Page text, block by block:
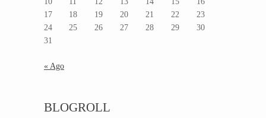
17
18 19 20 21 22
23
24
25 26 27 28 29
30
31
« Ago
BLOGROLL